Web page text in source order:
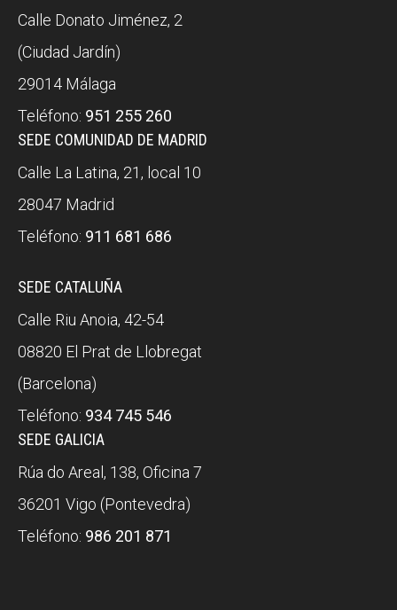
Calle Donato Jiménez, 2
(Ciudad Jardín)
29014 Málaga
Teléfono: 951 255 260
SEDE COMUNIDAD DE MADRID
Calle La Latina, 21, local 10
28047 Madrid
Teléfono: 911 681 686
SEDE CATALUÑA
Calle Riu Anoia, 42-54
08820 El Prat de Llobregat
(Barcelona)
Teléfono: 934 745 546
SEDE GALICIA
Rúa do Areal, 138, Oficina 7
36201 Vigo (Pontevedra)
Teléfono: 986 201 871